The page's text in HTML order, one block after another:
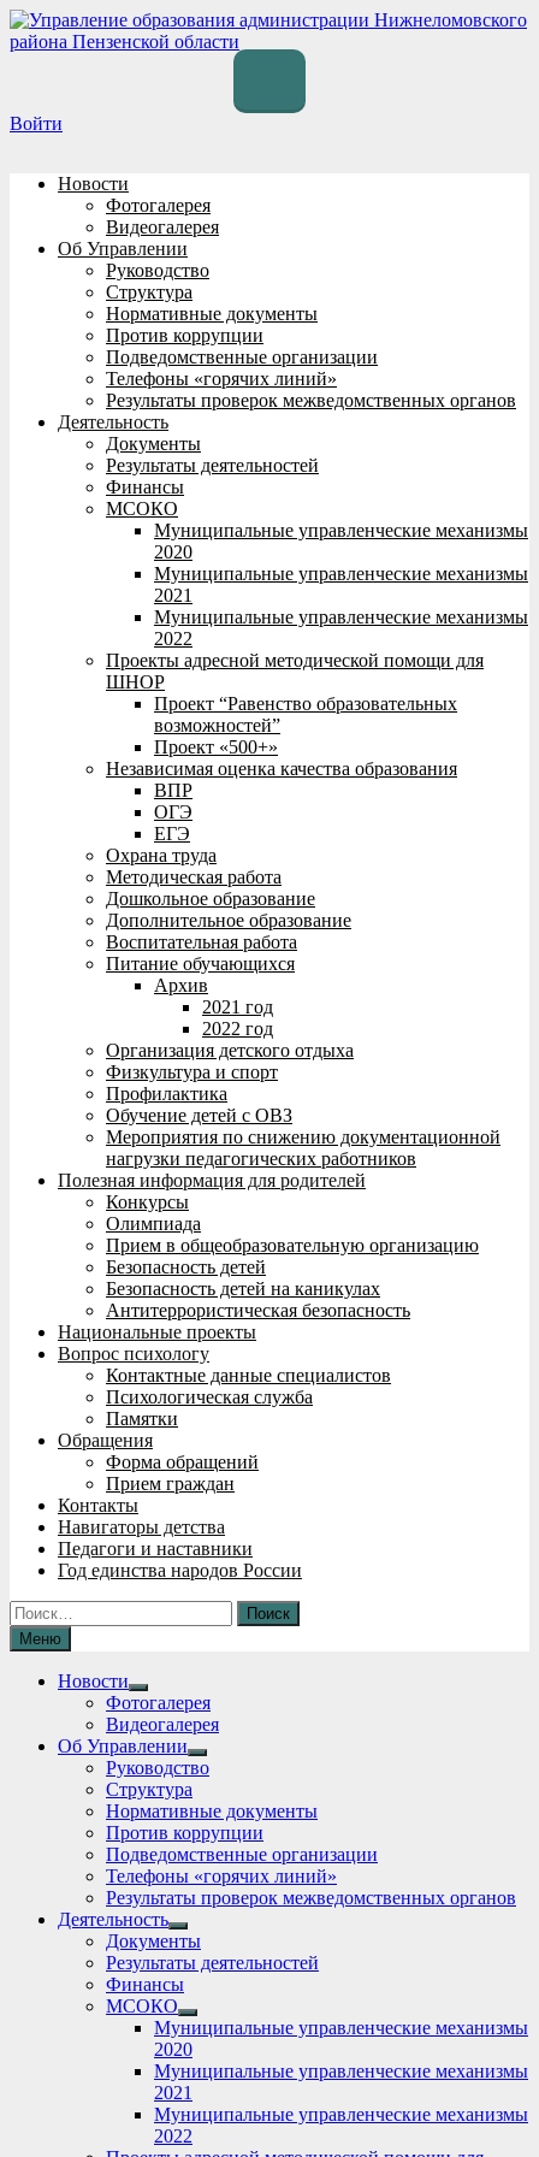
Перейти
к
Войти
Новости
Фотогалерея
Видеогалерея
Об Управлении
Руководство
Структура
Нормативные документы
Против коррупции
Подведомственные организации
Телефоны «горячих линий»
Результаты проверок межведомственных органов
Деятельность
Документы
Результаты деятельностей
Финансы
МСОКО
Муниципальные управленческие механизмы
2020
Муниципальные управленческие механизмы
2021
Муниципальные управленческие механизмы
2022
Проекты адресной методической помощи для
ШНОР
Проект “Равенство образовательных
возможностей”
Проект «500+»
Независимая оценка качества образования
ВПР
ОГЭ
ЕГЭ
Охрана труда
Методическая работа
Дошкольное образование
Дополнительное образование
Воспитательная работа
Питание обучающихся
Архив
2021 год
2022 год
Организация детского отдыха
Физкультура и спорт
Профилактика
Обучение детей с ОВЗ
Мероприятия по снижению документационной
нагрузки педагогических работников
Полезная информация для родителей
Конкурсы
Олимпиада
Прием в общеобразовательную организацию
Безопасность детей
Безопасность детей на каникулах
Антитеррористическая безопасность
Национальные проекты
Вопрос психологу
Контактные данные специалистов
Психологическая служба
Памятки
Обращения
Форма обращений
Прием граждан
Контакты
Навигаторы детства
Педагоги и наставники
Год единства народов России
Найти:
Меню
Новости
Show
sub
menu
Фотогалерея
Видеогалерея
Об Управлении
Show
sub
Руководство
Структура
Нормативные документы
Против коррупции
Подведомственные организации
Телефоны «горячих линий»
Результаты проверок межведомственных органов
Деятельность
Show
sub
menu
Документы
Результаты деятельностей
Финансы
МСОКО
Show
sub
menu
Муниципальные управленческие механизмы
2020
Муниципальные управленческие механизмы
2021
Муниципальные управленческие механизмы
2022